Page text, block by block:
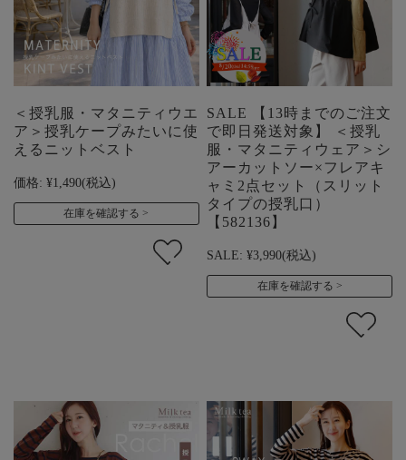
＜授乳服・マタニティウエ
ア＞授乳ケープみたいに使
えるニットベスト
価格: ¥1,490(税込)
在庫を確認する
SALE 【13時までのご注文
で即日発送対象】 ＜授乳
服・マタニティウェア＞シ
アーカットソー×フレアキ
ャミ2点セット（スリット
タイプの授乳口）
【582136】
SALE: ¥3,990(税込)
在庫を確認する